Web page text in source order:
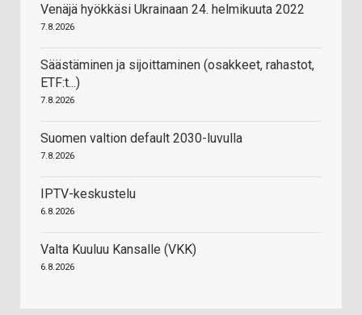
Venäjä hyökkäsi Ukrainaan 24. helmikuuta 2022
7.8.2026
Säästäminen ja sijoittaminen (osakkeet, rahastot,
ETF:t...)
7.8.2026
Suomen valtion default 2030-luvulla
7.8.2026
IPTV-keskustelu
6.8.2026
Valta Kuuluu Kansalle (VKK)
6.8.2026